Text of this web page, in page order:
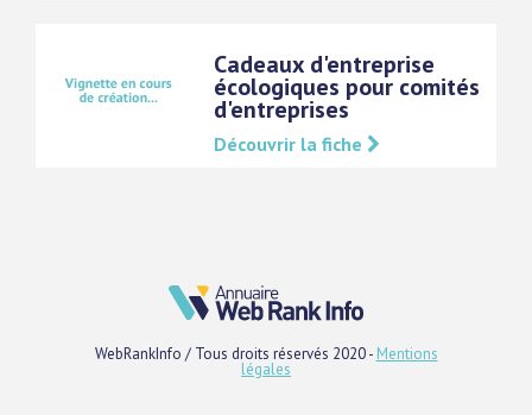
Cadeaux d'entreprise
écologiques pour comités
d'entreprises
Découvrir la fiche
WebRankInfo / Tous droits réservés 2020 - Mentions
légales